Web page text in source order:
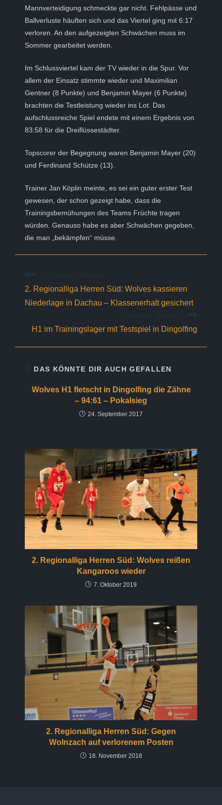
Mannverteidigung schmeckte gar nicht. Fehlpässe und
Ballverluste häuften sich und das Viertel ging mit 6:17
verloren. An den aufgezeigten Schwächen muss im
Sommer gearbeitet werden.
Im Schlussviertel kam der TV wieder in die Spur. Vor
allem der Einsatz stimmte wieder und Maximilian
Gentner (8 Punkte) und Benjamin Mayer (6 Punkte)
brachten die Testleistung wieder ins Lot. Das
aufschlussreiche Spiel endete mit einem Ergebnis von
83:58 für die Dreiflüssestädter.
Topscorer der Begegnung waren Benjamin Mayer (20)
und Ferdinand Schütze (13).
Trainer Jan Köplin meinte, es sei ein guter erster Test
gewesen, der schon gezeigt habe, dass die
Trainingsbemühungen des Teams Früchte tragen
würden. Genauso habe es aber Schwächen gegeben,
die man „bekämpfen“ müsse.
ansehen
2. Regionalliga Herren Süd: Wolves kassieren
Niederlage in Dachau – Klassenerhalt gesichert
H1 im Trainingslager mit Testspiel in Dingolfing
DAS KÖNNTE DIR AUCH GEFALLEN
Wolves H1 fletscht in Dingolfing die Zähne
– 94:61 – Pokalsieg
24. September 2017
2. Regionalliga Herren Süd: Wolves reißen
Kangaroos wieder
7. Oktober 2019
2. Regionalliga Herren Süd: Gegen
Wolnzach auf verlorenem Posten
18. November 2018